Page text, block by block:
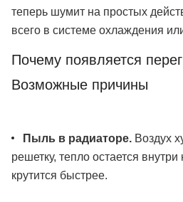
теперь шумит на простых
всего в системе охлаждения
Почему появляется
Возможные причины
Пыль в радиаторе. Воздух
решетку, тепло остается
крутится быстрее.